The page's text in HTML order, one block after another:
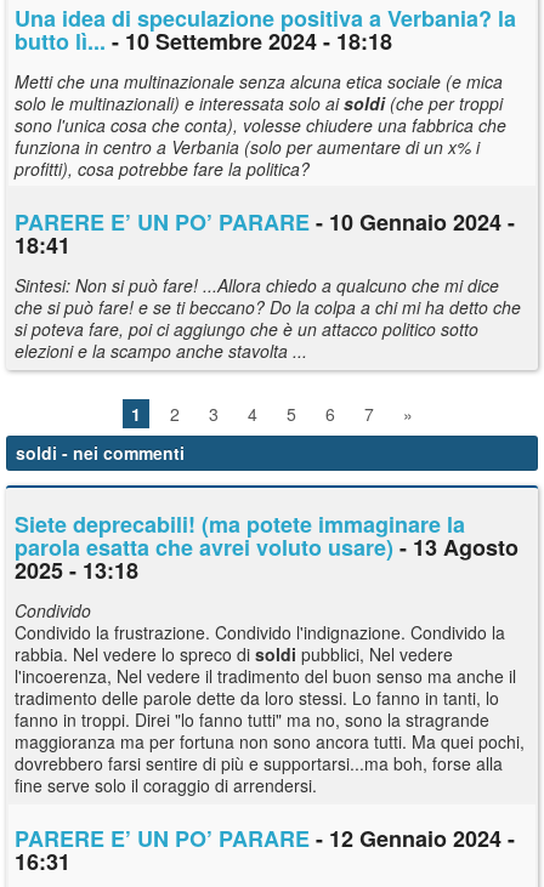
Una idea di speculazione positiva a Verbania? la
butto lì... - 10 Settembre 2024 - 18:18
Metti che una multinazionale senza alcuna etica sociale (e mica
solo le multinazionali) e interessata solo aisoldi(che per troppi
sono l'unica cosa che conta), volesse chiudere una fabbrica che
funziona in centro a Verbania (solo per aumentare di un x% i
profitti), cosa potrebbe fare la politica?
PARERE E’ UN PO’ PARARE- 10 Gennaio 2024 -
18:41
Sintesi: Non si può fare! ...Allora chiedo a qualcuno che mi dice
che si può fare! e se ti beccano? Do la colpa a chi mi ha detto che
si poteva fare, poi ci aggiungo che è un attacco politico sotto
elezioni e la scampo anche stavolta ...
1 2 3 4 5 6 7
»
soldi - nei commenti
Siete deprecabili! (ma potete immaginare la
parola esatta che avrei voluto usare) - 13 Agosto
2025 - 13:18
Condivido
Condivido la frustrazione. Condivido l'indignazione. Condivido la
rabbia. Nel vedere lo spreco di soldi pubblici, Nel vedere
l'incoerenza, Nel vedere il tradimento del buon senso ma anche il
tradimento delle parole dette da loro stessi. Lo fanno in tanti, lo
fanno in troppi. Direi "lo fanno tutti" ma no, sono la stragrande
maggioranza ma per fortuna non sono ancora tutti. Ma quei pochi,
dovrebbero farsi sentire di più e supportarsi...ma boh, forse alla
fine serve solo il coraggio di arrendersi.
PARERE E’ UN PO’ PARARE- 12 Gennaio 2024 -
16:31